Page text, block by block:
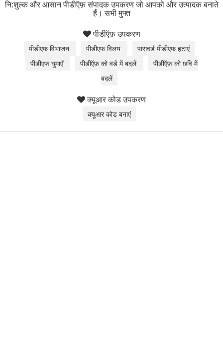
नि:शुल्क और आसान पीडीऍफ़ संपादक उपकरण जो आपको और उत्पादक बनाते
हैं। सभी मुफ्त
पीडीऍफ़ उपकरण
पीडीएफ विभाजन पीडीएफ विलय
पासवर्ड पीडीएफ हटाएं
पीडीएफ घुमाएँ
पीडीऍफ़ को वर्ड में बदलें
पीडीऍफ़ को छवि में
बदलें
क्यूआर कोड उपकरण
क्यूआर कोड बनाएं